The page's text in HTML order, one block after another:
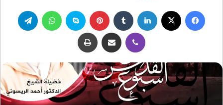
فيسبوك لينكدإن بينتيريست سكايب واتساب
ڤايبر مشاركة عبر البريد طباعة